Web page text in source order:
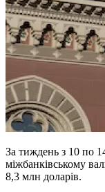
За тиждень з 10 по
міжбанківському
8,3 млн доларів.